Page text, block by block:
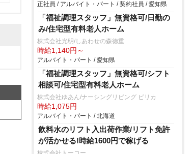
正社員 / アルバイト・パート / 契約社員 / 愛知県
「福祉調理スタッフ」無資格可/日勤の
み/住宅型有料老人ホーム
株式会社光明/しあわせの森徳重
時給1,140円～
アルバイト・パート / 愛知県
「福祉調理スタッフ」無資格可/シフト
相談可/住宅型有料老人ホーム
株式会社ゆあん/ナーシングリビング ピリカ
時給1,075円
アルバイト・パート / 北海道
飲料水のリフト入出荷作業/リフト免許
が活かせる!時給1600円で稼げる